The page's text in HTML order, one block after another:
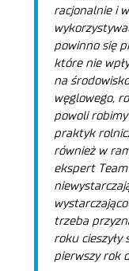
racjonalnie i
powinno się
które nie
na
węglowego,
powoli
praktyk
również w
ekspert
trzeba
roku cieszyły
pierwszy rok